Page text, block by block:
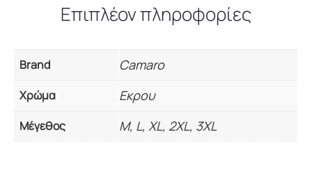
Επιπλέον πληροφορίες
Brand Camaro
Χρώμα Εκρου
Μέγεθος M, L, XL, 2XL, 3XL